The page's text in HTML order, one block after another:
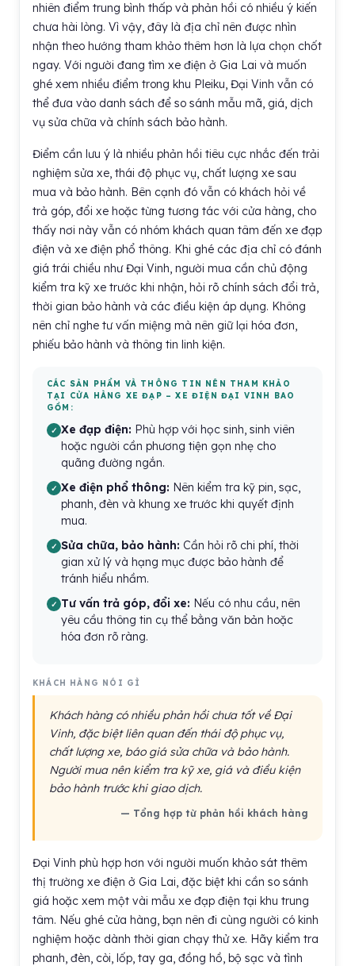
nhiên điểm trung bình thấp và phản hồi có nhiều ý kiến
chưa hài lòng. Vì vậy, đây là địa chỉ nên được nhìn
nhận theo hướng tham khảo thêm hơn là lựa chọn chốt
ngay. Với người đang tìm xe điện ở Gia Lai và muốn
ghé xem nhiều điểm trong khu Pleiku, Đại Vinh vẫn có
thể đưa vào danh sách để so sánh mẫu mã, giá, dịch
vụ sửa chữa và chính sách bảo hành.
Điểm cần lưu ý là nhiều phản hồi tiêu cực nhắc đến trải
nghiệm sửa xe, thái độ phục vụ, chất lượng xe sau
mua và bảo hành. Bên cạnh đó vẫn có khách hỏi về
trả góp, đổi xe hoặc từng tương tác với cửa hàng, cho
thấy nơi này vẫn có nhóm khách quan tâm đến xe đạp
điện và xe điện phổ thông. Khi ghé các địa chỉ có đánh
giá trái chiều như Đại Vinh, người mua cần chủ động
kiểm tra kỹ xe trước khi nhận, hỏi rõ chính sách đổi trả,
thời gian bảo hành và các điều kiện áp dụng. Không
nên chỉ nghe tư vấn miệng mà nên giữ lại hóa đơn,
phiếu bảo hành và thông tin linh kiện.
CÁC SẢN PHẨM VÀ THÔNG TIN NÊN THAM KHẢO
TẠI CỬA HÀNG XE ĐẠP – XE ĐIỆN ĐẠI VINH BAO
GỒM:
Xe đạp điện: Phù hợp với học sinh, sinh viên
hoặc người cần phương tiện gọn nhẹ cho
quãng đường ngắn.
Xe điện phổ thông: Nên kiểm tra kỹ pin, sạc,
phanh, đèn và khung xe trước khi quyết định
mua.
Sửa chữa, bảo hành: Cần hỏi rõ chi phí, thời
gian xử lý và hạng mục được bảo hành để
tránh hiểu nhầm.
Tư vấn trả góp, đổi xe: Nếu có nhu cầu, nên
yêu cầu thông tin cụ thể bằng văn bản hoặc
hóa đơn rõ ràng.
KHÁCH HÀNG NÓI GÌ
Khách hàng có nhiều phản hồi chưa tốt về Đại
Vinh, đặc biệt liên quan đến thái độ phục vụ,
chất lượng xe, báo giá sửa chữa và bảo hành.
Người mua nên kiểm tra kỹ xe, giá và điều kiện
bảo hành trước khi giao dịch.
— Tổng hợp từ phản hồi khách hàng
Đại Vinh phù hợp hơn với người muốn khảo sát thêm
thị trường xe điện ở Gia Lai, đặc biệt khi cần so sánh
giá hoặc xem một vài mẫu xe đạp điện tại khu trung
tâm. Nếu ghé cửa hàng, bạn nên đi cùng người có kinh
nghiệm hoặc dành thời gian chạy thử xe. Hãy kiểm tra
phanh, đèn, còi, lốp, tay ga, đồng hồ, bộ sạc và tình